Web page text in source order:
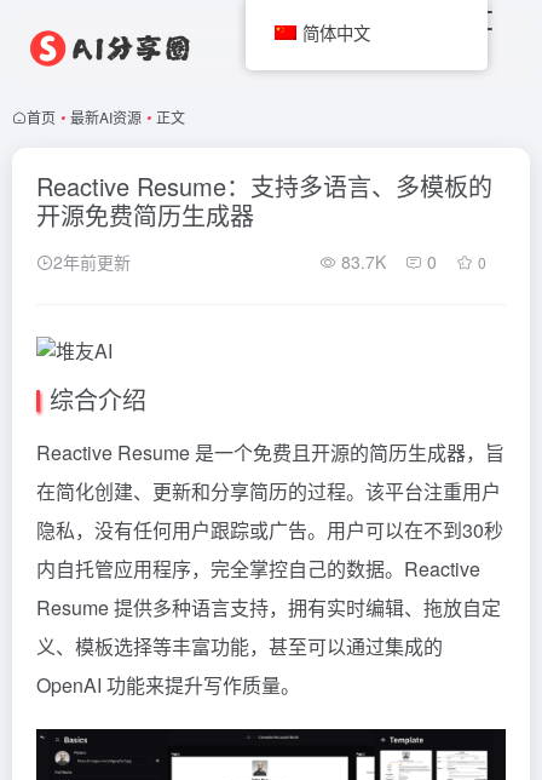
首页 • 最新AI资源 • 正文
Reactive Resume：支持多语言、多模板的
开源免费简历生成器
2年前更新 83.7K 0 0
综合介绍
Reactive Resume 是一个免费且开源的简历生成器，旨
在简化创建、更新和分享简历的过程。该平台注重用户
隐私，没有任何用户跟踪或广告。用户可以在不到30秒
内自托管应用程序，完全掌控自己的数据。Reactive
Resume 提供多种语言支持，拥有实时编辑、拖放自定
义、模板选择等丰富功能，甚至可以通过集成的
OpenAI 功能来提升写作质量。
简体中文